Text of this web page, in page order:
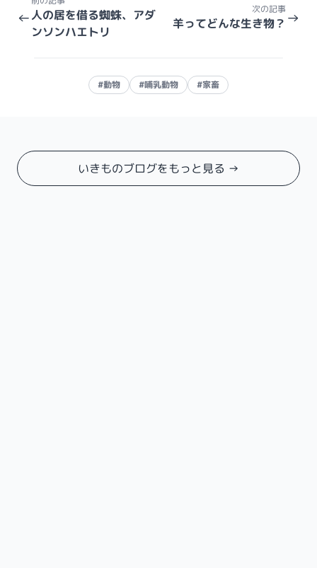
←人の居を借る蜘蛛、アダ
ンソンハエトリ
次の記事
羊ってどんな生き物？ →
#動物 #哺乳動物 #家畜
いきものブログをもっと見る →